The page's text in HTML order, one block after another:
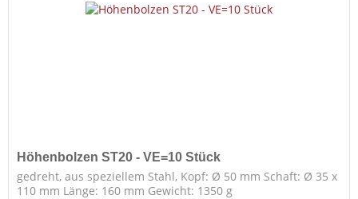
Höhenbolzen ST20 - VE=10 Stück
gedreht, aus speziellem Stahl, Kopf: Ø 50 mm Schaft: Ø 35 x
110 mm Länge: 160 mm Gewicht: 1350 g